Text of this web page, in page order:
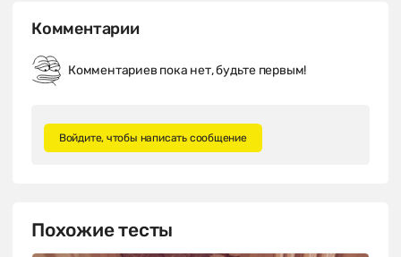
Комментарии
Комментариев пока нет, будьте первым!
Войдите, чтобы написать сообщение
Похожие тесты